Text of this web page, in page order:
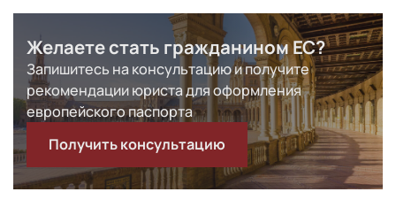
Желаете стать гражданином ЕС?
Запишитесь на консультацию и получите
рекомендации юриста для оформления
европейского паспорта
Получить консультацию